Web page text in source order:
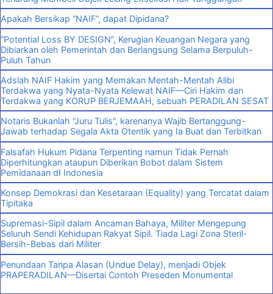
Apakah Bersikap “NAIF”, dapat Dipidana?
“Potential Loss BY DESIGN”, Kerugian Keuangan Negara yang
Dibiarkan oleh Pemerintah dan Berlangsung Selama Berpuluh-
Puluh Tahun
Adslah NAIF Hakim yang Memakan Mentah-Mentah Alibi
Terdakwa yang Nyata-Nyata Kelewat NAIF—Ciri Hakim dan
Terdakwa yang KORUP BERJEMAAH, sebuah PERADILAN SESAT
Notaris Bukanlah “Juru Tulis”, karenanya Wajib Bertanggung-
Jawab terhadap Segala Akta Otentik yang Ia Buat dan Terbitkan
Falsafah Hukum Pidana Terpenting namun Tidak Pernah
Diperhitungkan ataupun Diberikan Bobot dalam Sistem
Pemidanaan dI Indonesia
Konsep Demokrasi dan Kesetaraan (Equality) yang Tercatat dalam
Tipitaka
Supremasi-Sipil dalam Ancaman Bahaya, Militer Mengepung
Seluruh Sendi Kehidupan Rakyat Sipil. Tiada Lagi Zona Steril-
Bersih-Bebas dari Militer
Penundaan Tanpa Alasan (Undue Delay), menjadi Objek
PRAPERADILAN—Disertai Contoh Preseden Monumental